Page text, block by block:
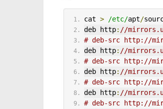
cat > /etc/apt/
deb http: //
# deb-src http://
deb http: //
# deb-src http://
deb http: //
# deb-src http://
deb http: //
# deb-src http://